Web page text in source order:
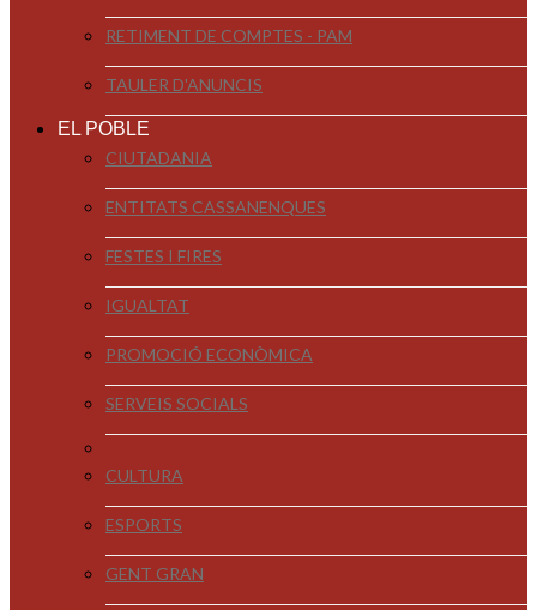
RETIMENT DE COMPTES - PAM
TAULER D'ANUNCIS
EL POBLE
CIUTADANIA
ENTITATS CASSANENQUES
FESTES I FIRES
IGUALTAT
PROMOCIÓ ECONÒMICA
SERVEIS SOCIALS
CULTURA
ESPORTS
GENT GRAN